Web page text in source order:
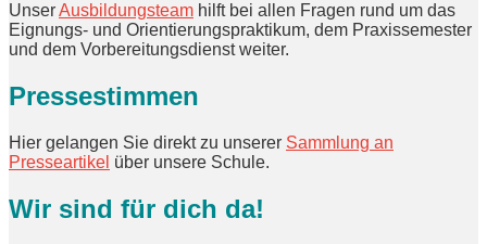
UnserAusbildungsteam hilft bei allen Fragen rund um das
Eignungs- und Orientierungspraktikum, dem Praxissemester
und dem Vorbereitungsdienst weiter.
Pressestimmen
Hier gelangen Sie direkt zu unserer Sammlung an
Presseartikel über unsere Schule.
Wir sind für dich da!